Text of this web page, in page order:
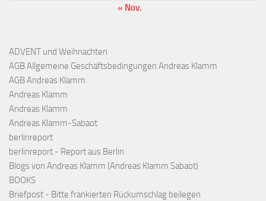
« Nov.
ADVENT und Weihnachten
AGB Allgemeine Geschäftsbedingungen Andreas Klamm
AGB Andreas Klamm
Andreas Klamm
Andreas Klamm
Andreas Klamm-Sabaot
berlinreport
berlinreport - Report aus Berlin
Blogs von Andreas Klamm (Andreas Klamm Sabaot)
BOOKS
Briefpost - Bitte frankierten Rückumschlag beilegen